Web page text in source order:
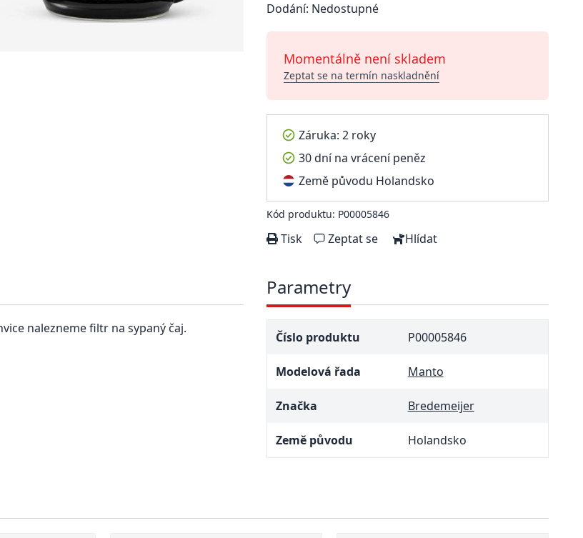
Dodání: Nedostupné
Momentálně není skladem
Zeptat se na termín naskladnění
Záruka: 2 roky
30 dní na vrácení peněz
Země původu Holandsko
Kód produktu: P00005846
Tisk Zeptat se Hlídat
nalezneme filtr na sypaný čaj.
Parametry
Číslo produktu P00005846
Modelová řada Manto
Značka Bredemeijer
Země původu Holandsko